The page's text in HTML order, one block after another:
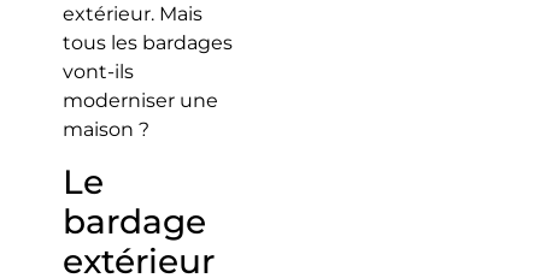
extérieur. Mais
tous les bardages
vont-ils
moderniser une
maison ?
Le
bardage
extérieur